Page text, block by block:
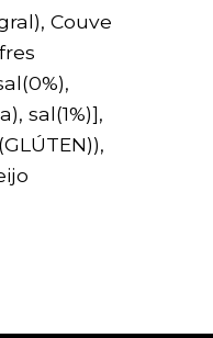
Couve
sal(1%)],